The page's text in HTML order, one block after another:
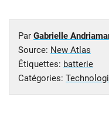
Par Gabrielle
Source: New Atlas
Étiquettes: batterie
Catégories: